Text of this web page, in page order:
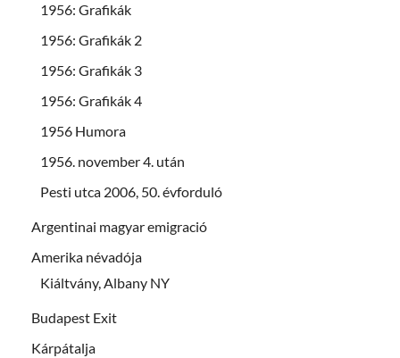
1956: Grafikák
1956: Grafikák 2
1956: Grafikák 3
1956: Grafikák 4
1956 Humora
1956. november 4. után
Pesti utca 2006, 50. évforduló
Argentinai magyar emigració
Amerika névadója
Kiáltvány, Albany NY
Budapest Exit
Kárpátalja